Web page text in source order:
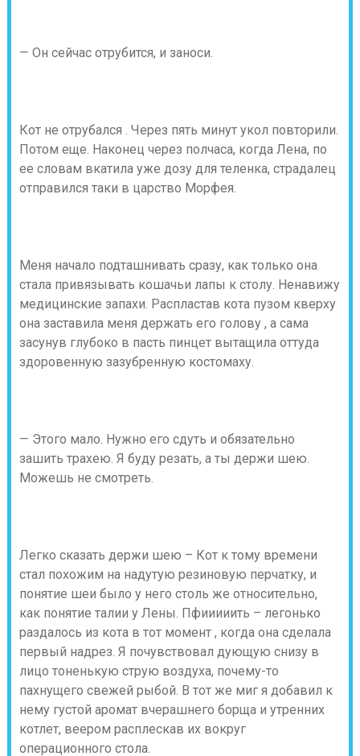
— Он сейчас отрубится, и заноси.
Кот не отрубался . Через пять минут укол повторили.
Потом еще. Наконец через полчаса, когда Лена, по
ее словам вкатила уже дозу для теленка, страдалец
отправился таки в царство Морфея.
Меня начало подташнивать сразу, как только она
стала привязывать кошачьи лапы к столу. Ненавижу
медицинские запахи. Распластав кота пузом кверху
она заставила меня держать его голову , а сама
засунув глубоко в пасть пинцет вытащила оттуда
здоровенную зазубренную костомаху.
— Этого мало. Нужно его сдуть и обязательно
зашить трахею. Я буду резать, а ты держи шею.
Можешь не смотреть.
Легко сказать держи шею – Кот к тому времени
стал похожим на надутую резиновую перчатку, и
понятие шеи было у него столь же относительно,
как понятие талии у Лены. Пфииииить – легонько
раздалось из кота в тот момент , когда она сделала
первый надрез. Я почувствовал дующую снизу в
лицо тоненькую струю воздуха, почему-то
пахнущего свежей рыбой. В тот же миг я добавил к
нему густой аромат вчерашнего борща и утренних
котлет, веером расплескав их вокруг
операционного стола.